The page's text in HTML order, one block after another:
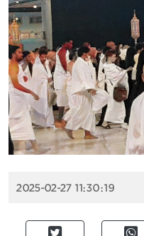
2025-02-27 11:30:19